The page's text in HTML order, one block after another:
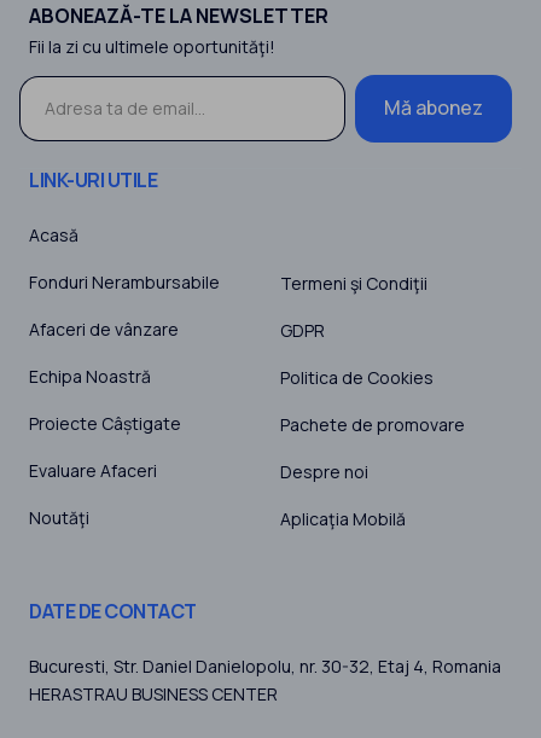
ABONEAZĂ-TE LA NEWSLETTER
Fii la zi cu ultimele oportunităţi!
Mă abonez
LINK-URI UTILE
Acasă
Fonduri Nerambursabile
Afaceri de vânzare
Echipa Noastră
Proiecte Câștigate
Evaluare Afaceri
Noutăţi
Termeni şi Condiţii
GDPR
Politica de Cookies
Pachete de promovare
Despre noi
Aplicaţia Mobilă
DATE DE CONTACT
Bucuresti, Str. Daniel Danielopolu, nr. 30-32, Etaj 4, Romania
HERASTRAU BUSINESS CENTER